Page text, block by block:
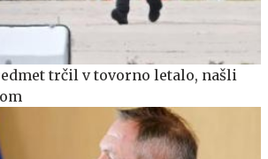
trčil v tovorno letalo, našli